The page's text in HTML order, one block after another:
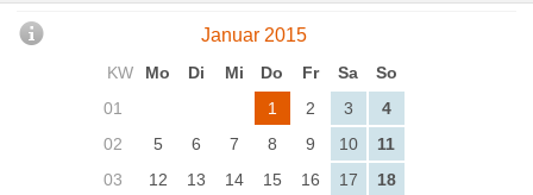
Januar 2015
KW Mo Di Mi Do Fr Sa
So
01
1 2 3
4
02
5 6 7 8 9 10
11
03
12 13 14 15 16 17
18